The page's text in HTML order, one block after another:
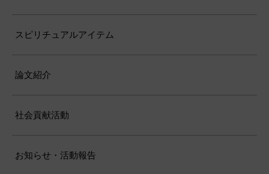
スピリチュアルアイテム
論文紹介
社会貢献活動
お知らせ・活動報告